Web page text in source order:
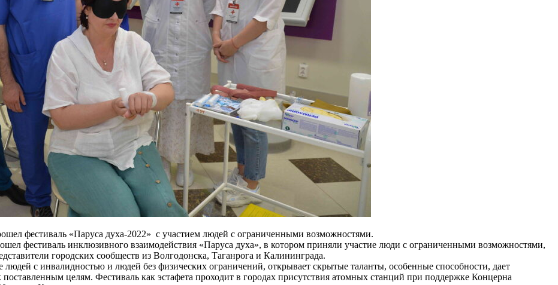
фестиваль «Паруса духа-2022» с участием людей с ограниченными возможностями.
фестиваль инклюзивного взаимодействия «Паруса духа», в котором приняли участие люди с ограниченными возможностями,
городских сообществ из Волгодонска, Таганрога и Калининграда.
с инвалидностью и людей без физических ограничений, открывает скрытые таланты, особенные способности, дает
целям. Фестиваль как эстафета проходит в городах присутствия атомных станций при поддержке Концерна